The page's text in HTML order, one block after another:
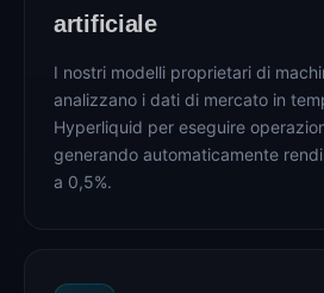
artificiale
I nostri modelli proprietari di
analizzano i dati di mercato in
Hyperliquid per eseguire
generando automaticamente
a 0,5%.